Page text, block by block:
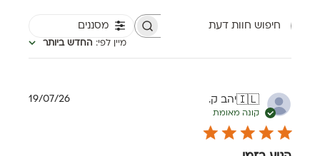
חיפוש חוות דעת
מסננים
מיין לפי: החדש ביותר
🇮🇱יהב ק.
קונה מאומת
תאריך19/07/26